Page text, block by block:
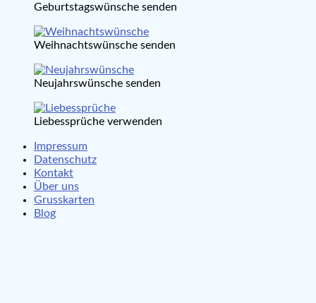
Geburtstagswünsche senden
Weihnachtswünsche senden
Neujahrswünsche senden
Liebessprüche verwenden
Impressum
Datenschutz
Kontakt
Über uns
Grusskarten
Blog